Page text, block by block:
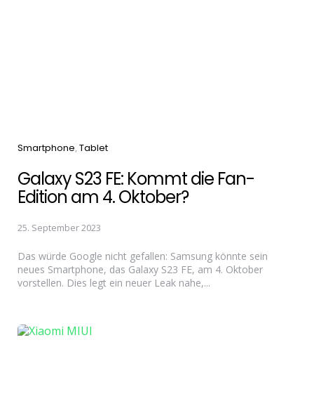
Categories
Smartphone Tablet
Galaxy S23 FE: Kommt die Fan-
Edition am 4. Oktober?
25. September 2023
Das würde Google nicht gefallen: Samsung könnte sein
neues Smartphone, das Galaxy S23 FE, am 4. Oktober
vorstellen. Dies legt ein neuer Leak nahe,...